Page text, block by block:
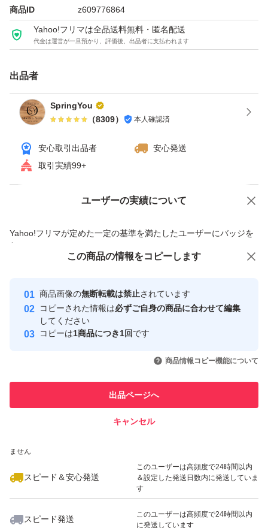
商品ID z609776864
Yahoo!フリマは全品送料無料・匿名配送
代金は運営が一旦預かり、評価後、出品者に支払われます
出品者
SpringYou
（8309） 本人確認済
安心取引出品者
安心発送
取引実績99+
ユーザーの実績について
Yahoo!フリマが定めた一定の基準を満たしたユーザーにバッジを
付与しています
安心取引出品者
心・安全なユーザーです
取引実績
引を完了させた実績があります
での取引実績があります
ません
スピード＆安心発送
このユーザーは高頻度で24時間以内
＆設定した発送日数内に発送していま
す
スピード発送
このユーザーは高頻度で24時間以内
に発送しています
価格の相談 商品への質問
この商品の情報をコピーします
商品画像の無断転載は禁止されています
コピーされた情報は必ずご自身の商品に合わせて編集
してください
コピーは1商品につき1回です
商品情報コピー機能について
出品ページへ
キャンセル
この商品をみている人にオススメ